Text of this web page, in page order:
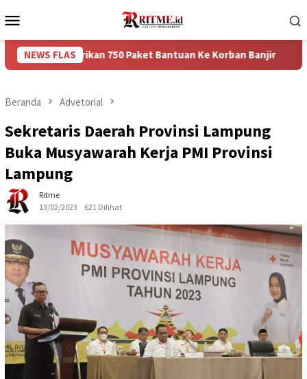
ke
Mobile
NEWS FLAS
750 Paket Bantuan Ke Korban Banjir Puncak
Beranda Advetorial
Sekretaris Daerah Provinsi Lampung
Buka Musyawarah Kerja PMI Provinsi
Lampung
Ritme
13/02/2023
621 Dilihat